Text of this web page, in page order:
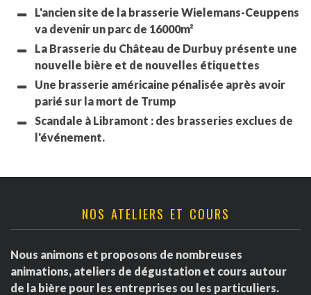
L'ancien site de la brasserie Wielemans-Ceuppens
va devenir un parc de 16000m²
La Brasserie du Château de Durbuy présente une
nouvelle bière et de nouvelles étiquettes
Une brasserie américaine pénalisée après avoir
parié sur la mort de Trump
Scandale à Libramont : des brasseries exclues de
l'événement.
NOS ATELIERS ET COURS
Nous animons et proposons de nombreuses
animations, ateliers de dégustation et cours autour
de la bière pour les entreprises ou les particuliers.